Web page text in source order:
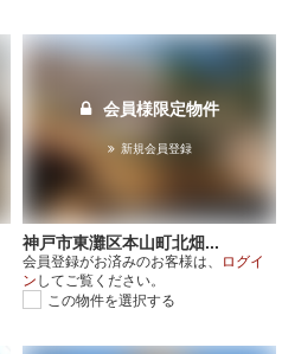
会員様限定物件
新規会員登録
神戸市東灘区本山町北畑...
会員登録がお済みのお客様は、
ログイ
ン してご覧ください。
この物件を選択する